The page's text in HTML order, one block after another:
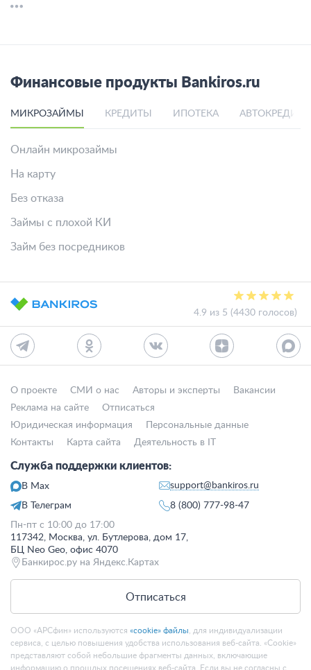
Финансовые продукты Bankiros.ru
МИКРОЗАЙМЫ КРЕДИТЫ ИПОТЕКА
Онлайн микрозаймы
На карту
Без отказа
Займы с плохой КИ
Займ без посредников
4.9 из 5 (4430 голосов)
О проекте СМИ о нас Авторы и эксперты
Вакансии
Реклама на сайте
Отписаться
Юридическая информация
Персональные данные
Контакты
Карта сайта Деятельность в IT
Служба поддержки клиентов:
В Max
В Телеграм
support@bankiros.ru
8 (800) 777-98-47
Пн-пт с 10:00 до 17:00
117342, Москва, ул. Бутлерова, дом 17,
БЦ Neo Geo, офис 4070
Банкирос.ру на Яндекс.Картах
Отписаться
ООО «АРСфин» используются «cookie» файлы , для индивидуализации
сервиса, с целью повышения удобства использования веб-сайта. «Cookie»
представляют собой небольшие фрагменты данных, включающие
информацию о прошлых посещениях веб-сайта. Если вы не согласны с